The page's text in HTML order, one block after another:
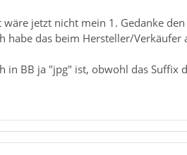
jetzt nicht mein 1. Gedanke den
habe das beim Hersteller/Verkäufer
BB ja "jpg" ist, obwohl das Suffix